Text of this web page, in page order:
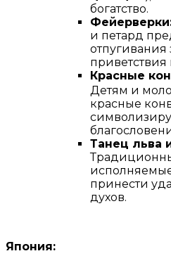
богатство.
и петард
отпугивания
приветствия
Красные
Детям и
красные
Танец льва
принести
духов.
Япония: